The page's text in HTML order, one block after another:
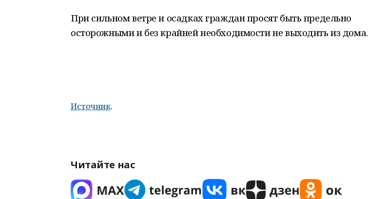
При сильном ветре и осадках граждан просят быть предельно
осторожными и без крайней необходимости не выходить из дома.
Источник.
Читайте нас